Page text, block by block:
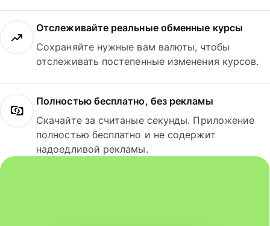
Отслеживайте реальные обменные курсы
Сохраняйте нужные вам валюты, чтобы
отслеживать постепенные изменения курсов.
Полностью бесплатно, без рекламы
Скачайте за считаные секунды. Приложение
полностью бесплатно и не содержит
надоедливой рекламы.